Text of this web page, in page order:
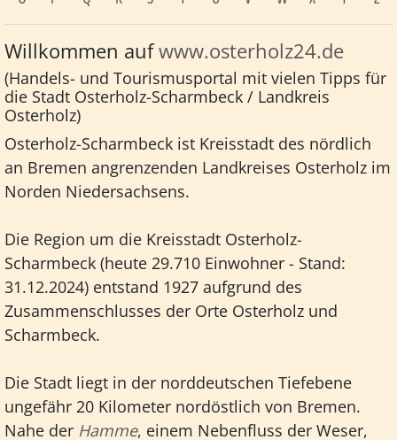
Willkommen aufwww.osterholz24.de
(Handels- und Tourismusportal mit vielen Tipps für
die Stadt Osterholz-Scharmbeck / Landkreis
Osterholz)
Osterholz-Scharmbeck ist Kreisstadt des nördlich
an Bremen angrenzenden Landkreises Osterholz im
Norden Niedersachsens.
Die Region um die Kreisstadt Osterholz-
Scharmbeck (heute 29.710 Einwohner - Stand:
31.12.2024) entstand 1927 aufgrund des
Zusammenschlusses der Orte Osterholz und
Scharmbeck.
Die Stadt liegt in der norddeutschen Tiefebene
ungefähr 20 Kilometer nordöstlich von Bremen.
Nahe der Hamme, einem Nebenfluss der Weser,